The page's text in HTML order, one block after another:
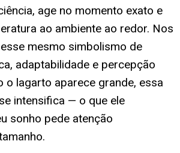
age no momento exato e
ao ambiente ao redor. Nos
mesmo simbolismo de
adaptabilidade e percepção
o lagarto aparece grande, essa
intensifica — o que ele
sonho pede atenção